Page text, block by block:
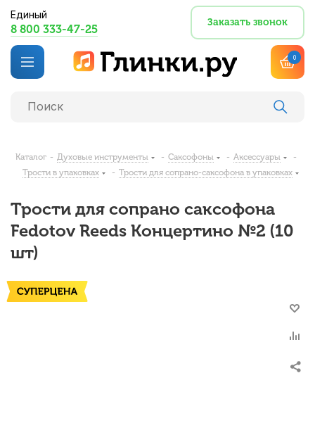
Единый
8 800 333-47-25
Заказать звонок
0
Каталог - Духовые инструменты - Саксофоны - Аксессуары
-
Трости в упаковках
- Трости для сопрано-саксофона в упаковках
Трости для сопрано саксофона
Fedotov Reeds Концертино №2 (10
шт)